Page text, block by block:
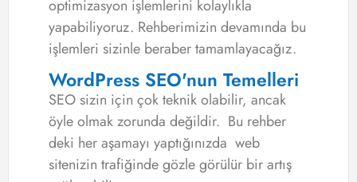
optimizasyon işlemlerini kolaylıkla
yapabiliyoruz. Rehberimizin devamında bu
işlemleri sizinle beraber tamamlayacağız.
WordPress SEO'nun Temelleri
SEO sizin için çok teknik olabilir, ancak
öyle olmak zorunda değildir. Bu rehber
deki her aşamayı yaptığınızda web
sitenizin trafiğinde gözle görülür bir artış